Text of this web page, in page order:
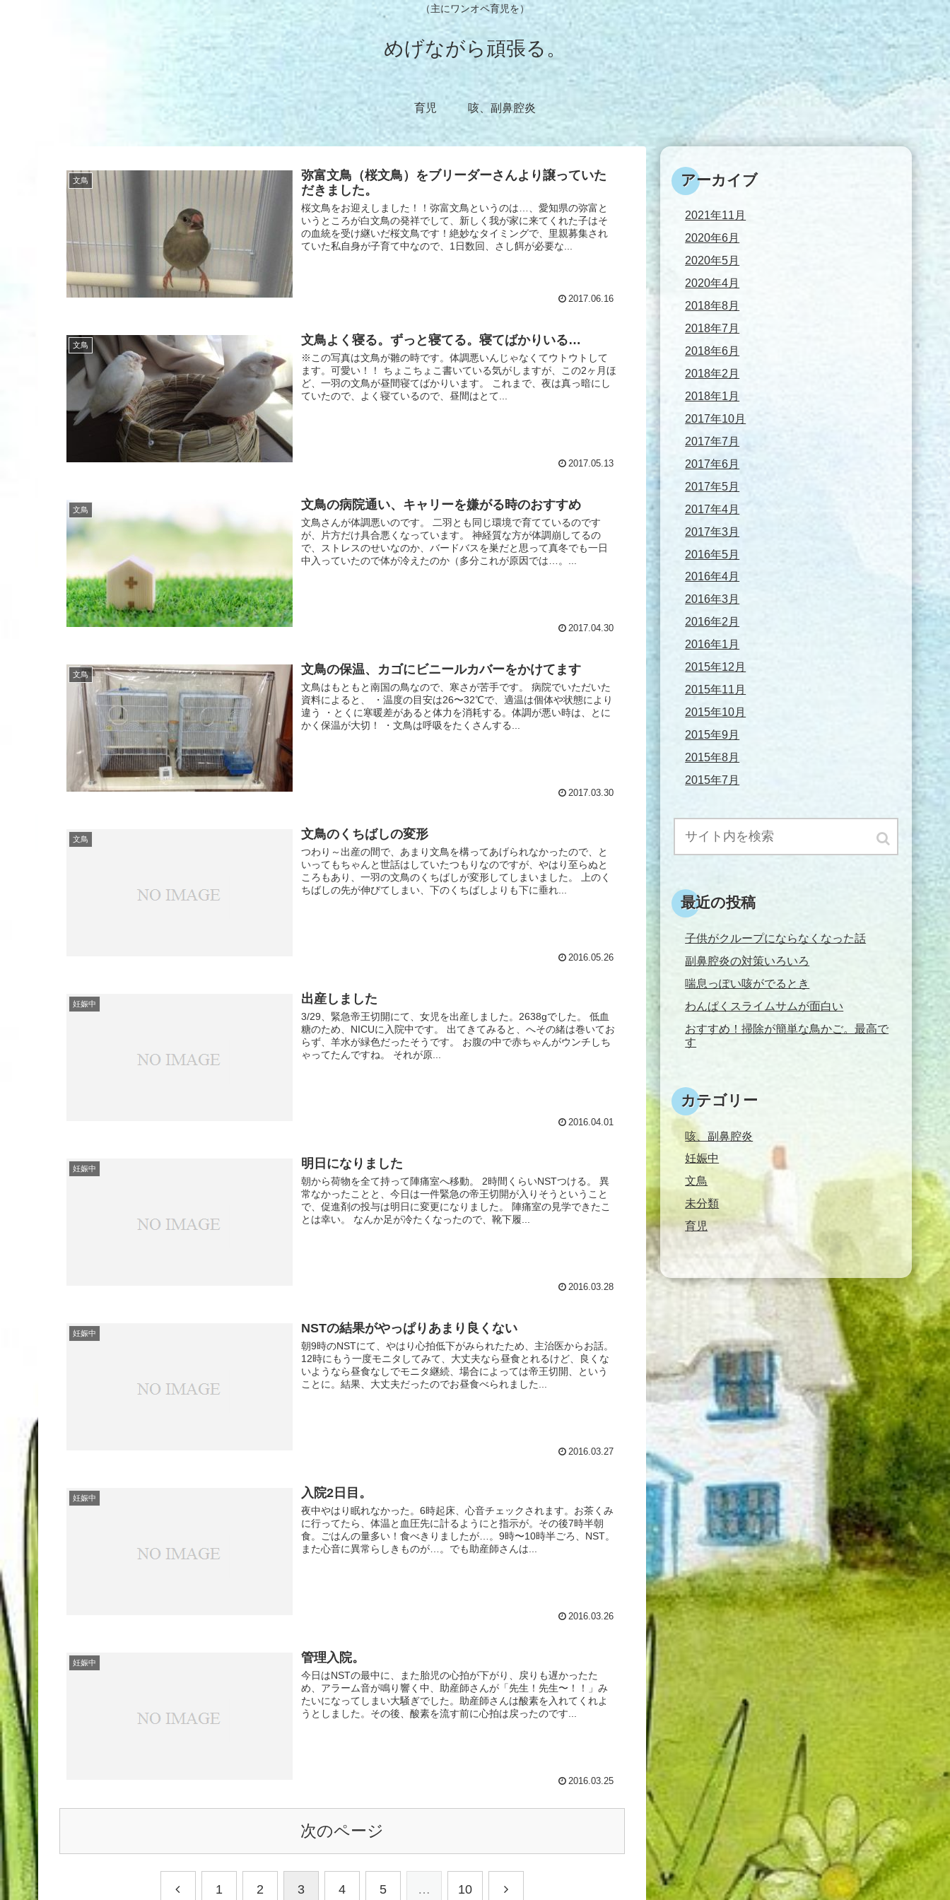
（主にワンオペ育児を）
めげながら頑張る。
育児 咳、副鼻腔炎
文鳥
弥富文鳥（桜文鳥）をブリーダーさんより譲っていた
だきました。
桜文鳥をお迎えしました！！弥富文鳥というのは…、愛知県の弥富と
いうところが白文鳥の発祥でして、新しく我が家に来てくれた子はそ
の血統を受け継いだ桜文鳥です！絶妙なタイミングで、里親募集され
ていた私自身が子育て中なので、1日数回、さし餌が必要な...
2017.06.16
文鳥 文鳥よく寝る。ずっと寝てる。寝てばかりいる…
※この写真は文鳥が雛の時です。体調悪いんじゃなくてウトウトして
ます。可愛い！！ ちょこちょこ書いている気がしますが、この2ヶ月ほ
ど、一羽の文鳥が昼間寝てばかりいます。 これまで、夜は真っ暗にし
ていたので、よく寝ているので、昼間はとて...
2017.05.13
文鳥 文鳥の病院通い、キャリーを嫌がる時のおすすめ
文鳥さんが体調悪いのです。 二羽とも同じ環境で育てているのです
が、片方だけ具合悪くなっています。 神経質な方が体調崩してるの
で、ストレスのせいなのか、バードバスを巣だと思って真冬でも一日
中入っていたので体が冷えたのか（多分これが原因では…。...
2017.04.30
文鳥 文鳥の保温、カゴにビニールカバーをかけてます
文鳥はもともと南国の鳥なので、寒さが苦手です。 病院でいただいた
資料によると、 ・温度の目安は26〜32℃で、適温は個体や状態により
違う ・とくに寒暖差があると体力を消耗する。体調が悪い時は、とに
かく保温が大切！ ・文鳥は呼吸をたくさんする...
2017.03.30
文鳥 文鳥のくちばしの変形
つわり～出産の間で、あまり文鳥を構ってあげられなかったので、と
いってもちゃんと世話はしていたつもりなのですが、やはり至らぬと
ころもあり、一羽の文鳥のくちばしが変形してしまいました。 上のく
ちばしの先が伸びてしまい、下のくちばしよりも下に垂れ...
2016.05.26
妊娠中 出産しました
3/29、緊急帝王切開にて、女児を出産しました。2638gでした。 低血
糖のため、NICUに入院中です。 出てきてみると、へその緒は巻いてお
らず、羊水が緑色だったそうです。 お腹の中で赤ちゃんがウンチしち
ゃってたんですね。 それが原...
2016.04.01
妊娠中 明日になりました
朝から荷物を全て持って陣痛室へ移動。 2時間くらいNSTつける。 異
常なかったことと、今日は一件緊急の帝王切開が入りそうということ
で、促進剤の投与は明日に変更になりました。 陣痛室の見学できたこ
とは幸い。 なんか足が冷たくなったので、靴下履...
2016.03.28
妊娠中 NSTの結果がやっぱりあまり良くない
朝9時のNSTにて、やはり心拍低下がみられたため、主治医からお話。
12時にもう一度モニタしてみて、大丈夫なら昼食とれるけど、良くな
いようなら昼食なしでモニタ継続、場合によっては帝王切開、という
ことに。結果、大丈夫だったのでお昼食べられました...
2016.03.27
妊娠中 入院2日目。
夜中やはり眠れなかった。6時起床、心音チェックされます。お茶くみ
に行ってたら、体温と血圧先に計るようにと指示が。その後7時半朝
食。ごはんの量多い！食べきりましたが…。9時〜10時半ごろ、NST。
また心音に異常らしきものが…。でも助産師さんは...
2016.03.26
妊娠中 管理入院。
今日はNSTの最中に、また胎児の心拍が下がり、戻りも遅かったた
め、アラーム音が鳴り響く中、助産師さんが「先生！先生〜！！」み
たいになってしまい大騒ぎでした。助産師さんは酸素を入れてくれよ
うとしました。その後、酸素を流す前に心拍は戻ったのです...
2016.03.25
次のページ
1 2 3 4 5 … 10
アーカイブ
2021年11月
2020年6月
2020年5月
2020年4月
2018年8月
2018年7月
2018年6月
2018年2月
2018年1月
2017年10月
2017年7月
2017年6月
2017年5月
2017年4月
2017年3月
2016年5月
2016年4月
2016年3月
2016年2月
2016年1月
2015年12月
2015年11月
2015年10月
2015年9月
2015年8月
2015年7月
最近の投稿
子供がクループにならなくなった話
副鼻腔炎の対策いろいろ
喘息っぽい咳がでるとき
わんぱくスライムサムが面白い
おすすめ！掃除が簡単な鳥かご。最高で
す
カテゴリー
咳、副鼻腔炎
妊娠中
文鳥
未分類
育児